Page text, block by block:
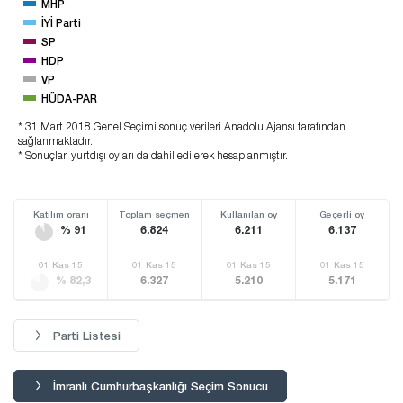
MHP
İYİ Parti
SP
HDP
VP
HÜDA-PAR
* 31 Mart 2018 Genel Seçimi sonuç verileri Anadolu Ajansı tarafından
sağlanmaktadır.
* Sonuçlar, yurtdışı oyları da dahil edilerek hesaplanmıştır.
Katılım oranı
% 91
Toplam seçmen
6.824
Kullanılan oy
6.211
Geçerli oy
6.137
01 Kas 15
% 82,3
01 Kas 15
6.327
01 Kas 15
5.210
01 Kas 15
5.171
Parti Listesi
İmranlı Cumhurbaşkanlığı Seçim Sonucu